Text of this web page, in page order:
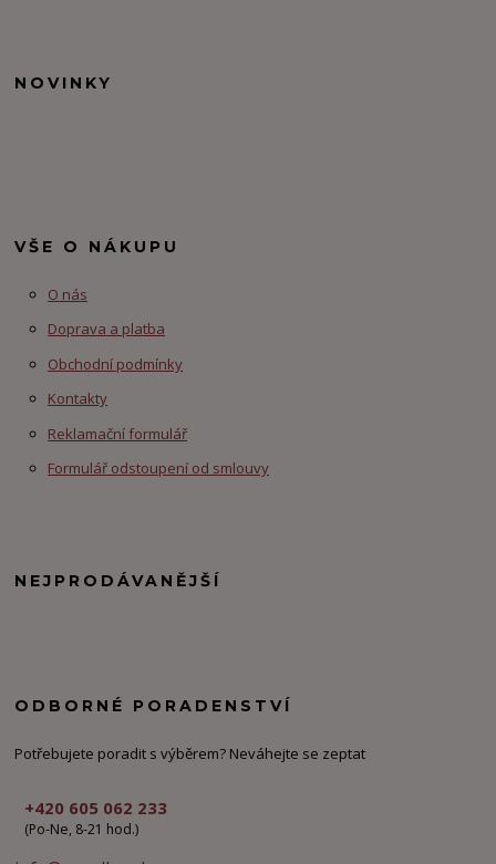
NOVINKY
VŠE O NÁKUPU
O nás
Doprava a platba
Obchodní podmínky
Kontakty
Reklamační formulář
Formulář odstoupení od smlouvy
NEJPRODÁVANĚJŠÍ
ODBORNÉ PORADENSTVÍ
Potřebujete poradit s výběrem? Neváhejte se zeptat
+420 605 062 233
(Po-Ne, 8-21 hod.)